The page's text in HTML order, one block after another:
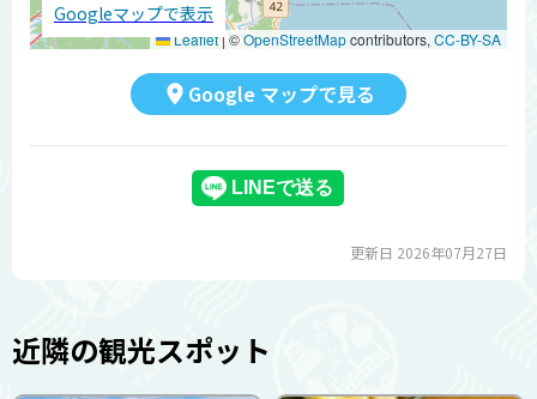
Leaflet|©OpenStreetMapcontributors, CC-BY-SA
Googleマップで表示
Google マップで見る
更新日 2026年07月27日
近隣の観光スポット